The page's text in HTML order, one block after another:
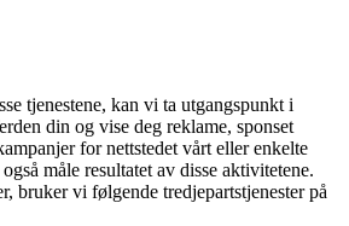
tjenestene, kan vi ta utgangspunkt i
din og vise deg reklame, sponset
for nettstedet vårt eller enkelte
måle resultatet av disse aktivitetene.
bruker vi følgende tredjepartstjenester på